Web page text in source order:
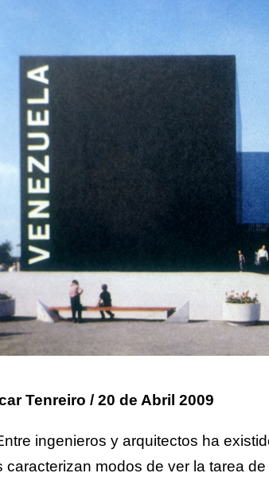
Tenreiro / 20 de Abril 2009
ingenieros y arquitectos ha
caracterizan modos de ver la tarea